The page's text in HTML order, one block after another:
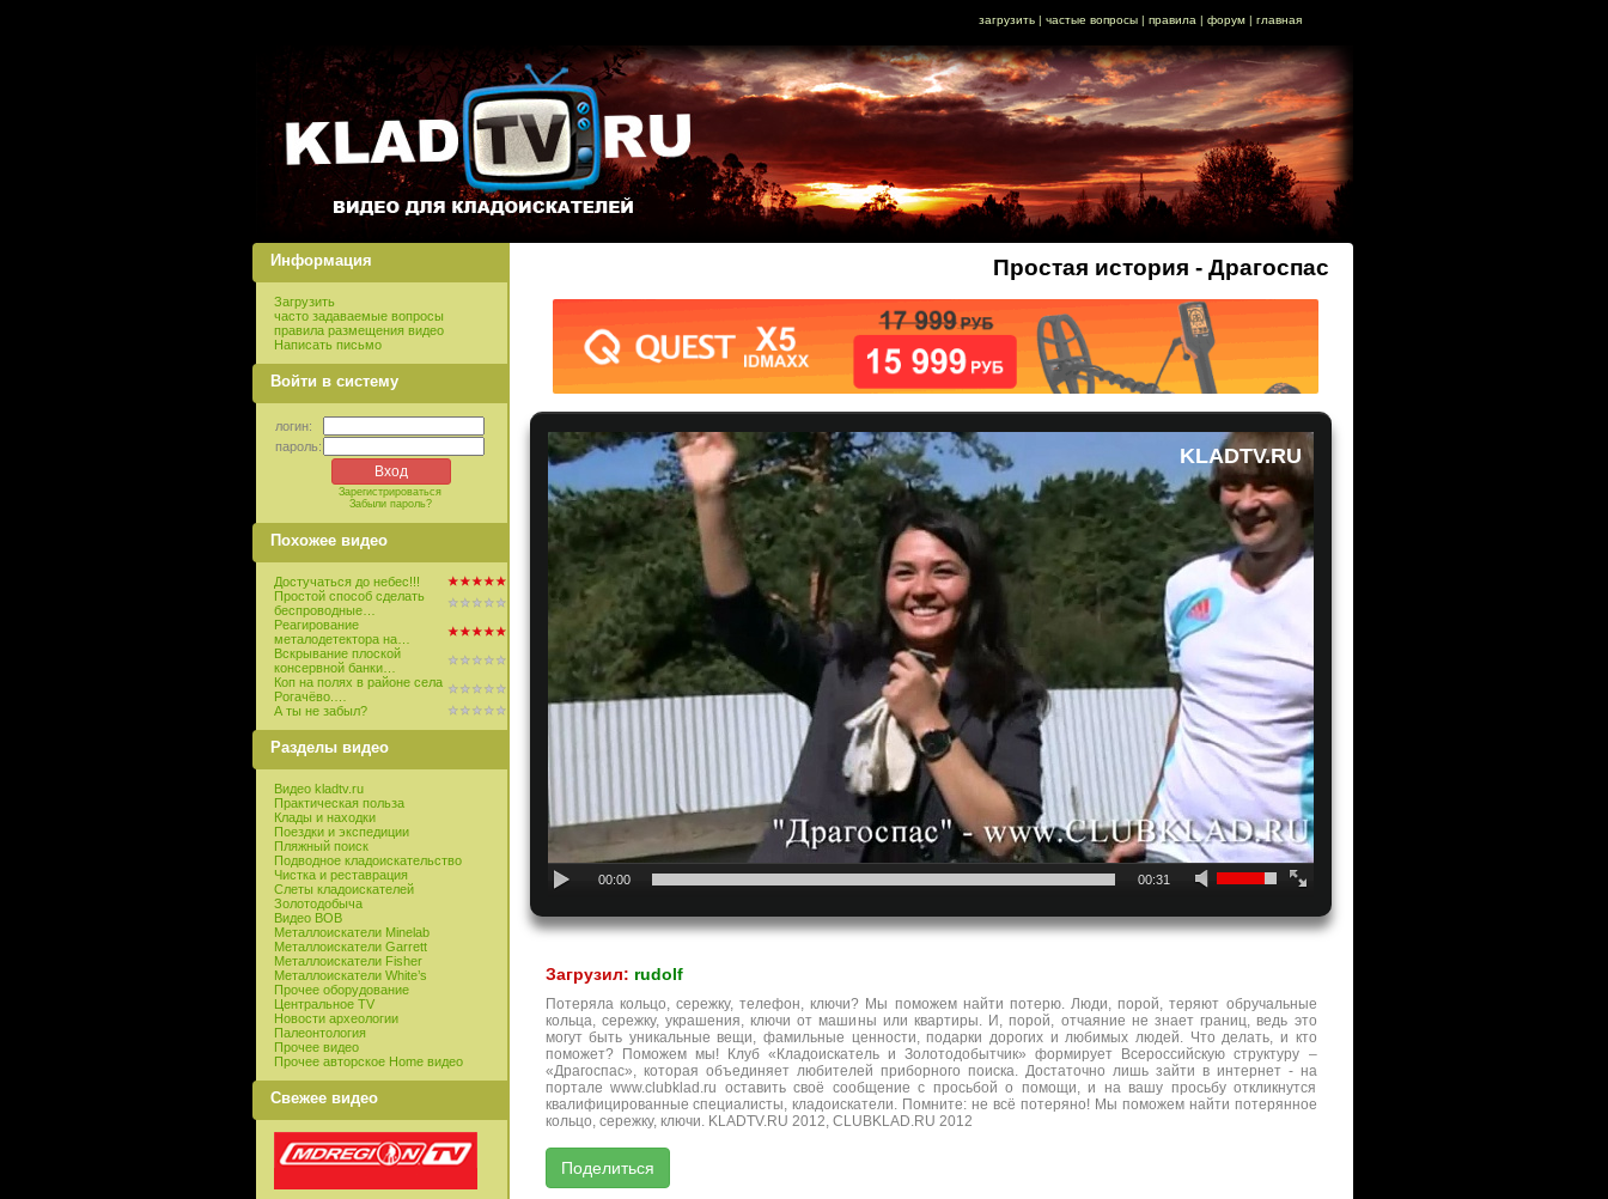
загрузить| частые вопросы| правила | форум| главная
Информация
Загрузить
часто задаваемые вопросы
правила размещения видео
Написать письмо
Войти в систему
логин:
пароль:
Зарегистрироваться
Забыли пароль?
Похожее видео
Достучаться до небес!!!
Простой способ сделать
беспроводные…
Реагирование
металодетектора на…
Вскрывание плоской
консервной банки…
Коп на полях в районе села
Рогачёво.…
А ты не забыл?
Разделы видео
Видео kladtv.ru
Практическая польза
Клады и находки
Поездки и экспедиции
Пляжный поиск
Подводное кладоискательство
Чистка и реставрация
Слеты кладоискателей
Золотодобыча
Видео ВОВ
Металлоискатели Minelab
Металлоискатели Garrett
Металлоискатели Fisher
Металлоискатели White’s
Прочее оборудование
Центральное TV
Новости археологии
Палеонтология
Прочее видео
Прочее авторское Home видео
Свежее видео
Простая история - Драгоспас
KLADTV.RU
00:00 00:31
Загрузил: rudolf
Потеряла кольцо, сережку, телефон, ключи? Мы поможем найти потерю. Люди, порой, теряют обручальные
кольца, сережку, украшения, ключи от машины или квартиры. И, порой, отчаяние не знает границ, ведь это
могут быть уникальные вещи, фамильные ценности, подарки дорогих и любимых людей. Что делать, и кто
поможет? Поможем мы! Клуб «Кладоискатель и Золотодобытчик» формирует Всероссийскую структуру –
«Драгоспас», которая объединяет любителей приборного поиска. Достаточно лишь зайти в интернет - на
портале www.clubklad.ru оставить своё сообщение с просьбой о помощи, и на вашу просьбу откликнутся
квалифицированные специалисты, кладоискатели. Помните: не всё потеряно! Мы поможем найти потерянное
кольцо, сережку, ключи. KLADTV.RU 2012, CLUBKLAD.RU 2012